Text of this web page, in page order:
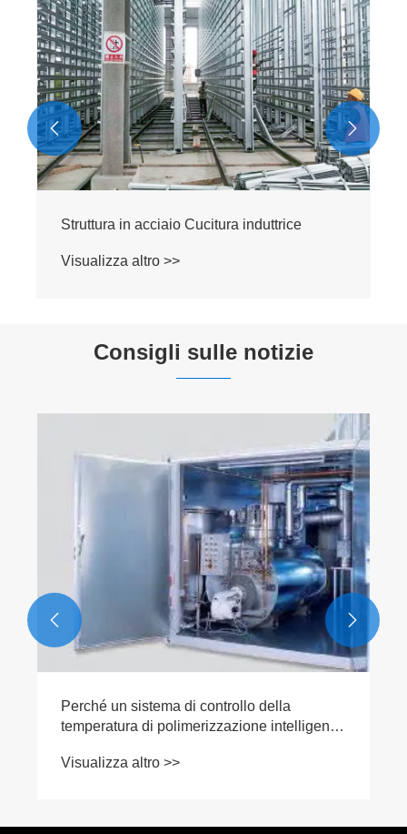
Struttura in acciaio Cucitura induttrice
Visualizza altro >>
 
Consigli sulle notizie
intelligente
Perché scegliere una macchina
con forno di stagionatura a telaio
moderna produzione di mattoni?
Visualizza altro >>
 